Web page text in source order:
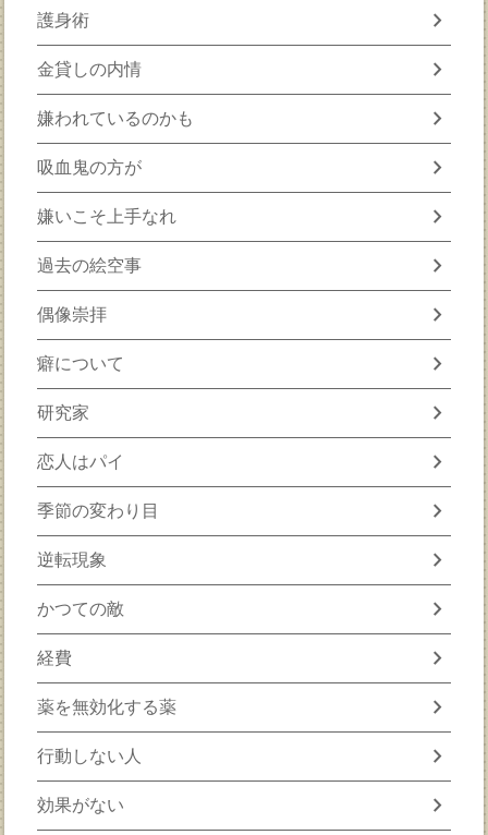
護身術 chevron_right
金貸しの内情 chevron_right
嫌われているのかも chevron_right
吸血鬼の方が chevron_right
嫌いこそ上手なれ chevron_right
過去の絵空事 chevron_right
偶像崇拝 chevron_right
癖について chevron_right
研究家 chevron_right
恋人はパイ chevron_right
季節の変わり目 chevron_right
逆転現象 chevron_right
かつての敵 chevron_right
経費 chevron_right
薬を無効化する薬 chevron_right
行動しない人 chevron_right
効果がない chevron_right